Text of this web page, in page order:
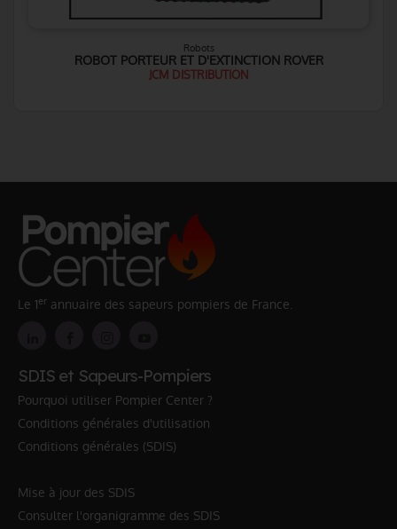
Robots
ROBOT PORTEUR ET D'EXTINCTION ROVER
JCM DISTRIBUTION
Le 1er annuaire des sapeurs pompiers de France.
SDIS et Sapeurs-Pompiers
Pourquoi utiliser Pompier Center ?
Conditions générales d'utilisation
Conditions générales (SDIS)
Mise à jour des SDIS
Consulter l'organigramme des SDIS